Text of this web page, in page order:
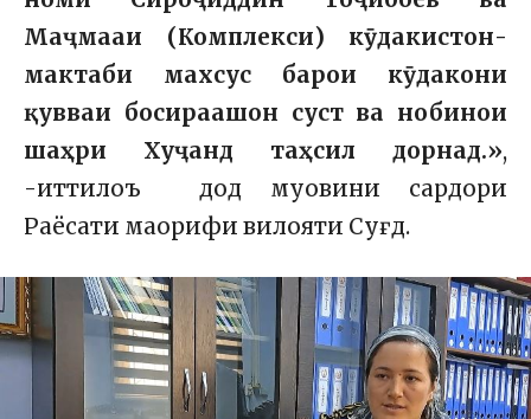
Маҷмааи (Комплекси) кӯдакистон-
мактаби махсус барои кӯдакони
қувваи босираашон суст ва нобинои
шаҳри Хуҷанд таҳсил дорнад.»,
-иттилоъ дод муовини сардори
Раёсати маорифи вилояти Суғд.